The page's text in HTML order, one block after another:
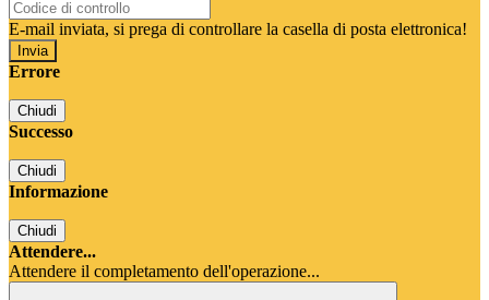
E-mail inviata, si prega di controllare la casella di posta elettronica!
Errore
Chiudi
Successo
Chiudi
Informazione
Chiudi
Attendere...
Attendere il completamento dell'operazione...